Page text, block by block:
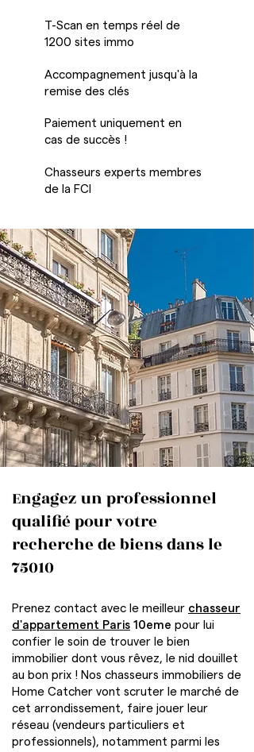
T-Scan en temps réel de
1200 sites immo
Accompagnement jusqu'à la
remise des clés
Paiement uniquement en
cas de succès !
Chasseurs experts membres
de la FCI
Engagez un professionnel
qualifié pour votre
recherche de biens dans le
75010
Prenez contact avec le meilleur chasseur
d'appartement Paris 10eme pour lui
confier le soin de trouver le bien
immobilier dont vous rêvez, le nid douillet
au bon prix ! Nos chasseurs immobiliers de
Home Catcher vont scruter le marché de
cet arrondissement, faire jouer leur
réseau (vendeurs particuliers et
professionnels), notamment parmi les